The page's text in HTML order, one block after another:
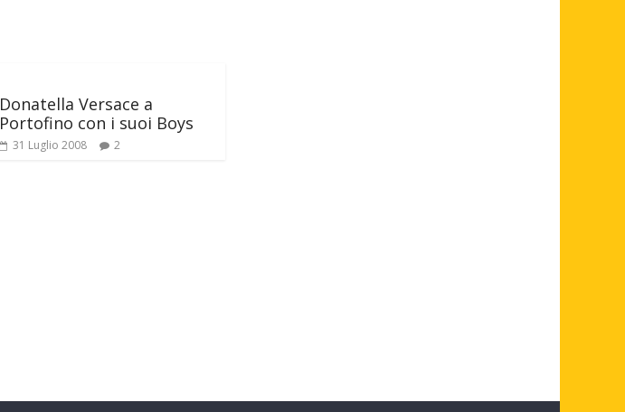
Donatella Versace a
Portofino con i suoi Boys
31 Luglio 2008 2